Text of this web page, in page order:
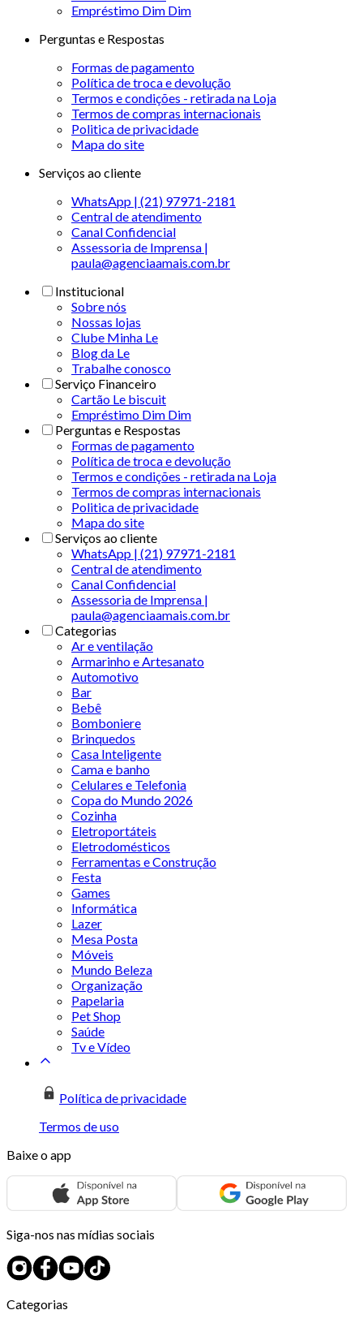
Empréstimo Dim Dim
Perguntas e Respostas
Formas de pagamento
Política de troca e devolução
Termos e condições - retirada na Loja
Termos de compras internacionais
Politica de privacidade
Mapa do site
Serviços ao cliente
WhatsApp | (21) 97971-2181
Central de atendimento
Canal Confidencial
Assessoria de Imprensa |
paula@agenciaamais.com.br
Institucional
Sobre nós
Nossas lojas
Clube Minha Le
Blog da Le
Trabalhe conosco
Serviço Financeiro
Cartão Le biscuit
Empréstimo Dim Dim
Perguntas e Respostas
Formas de pagamento
Política de troca e devolução
Termos e condições - retirada na Loja
Termos de compras internacionais
Politica de privacidade
Mapa do site
Serviços ao cliente
WhatsApp | (21) 97971-2181
Central de atendimento
Canal Confidencial
Assessoria de Imprensa |
paula@agenciaamais.com.br
Categorias
Ar e ventilação
Armarinho e Artesanato
Automotivo
Bar
Bebê
Bomboniere
Brinquedos
Casa Inteligente
Cama e banho
Celulares e Telefonia
Copa do Mundo 2026
Cozinha
Eletroportáteis
Eletrodomésticos
Ferramentas e Construção
Festa
Games
Informática
Lazer
Mesa Posta
Móveis
Mundo Beleza
Organização
Papelaria
Pet Shop
Saúde
Tv e Vídeo
Política de privacidade
Termos de uso
Baixe o app
Siga-nos nas mídias sociais
Categorias